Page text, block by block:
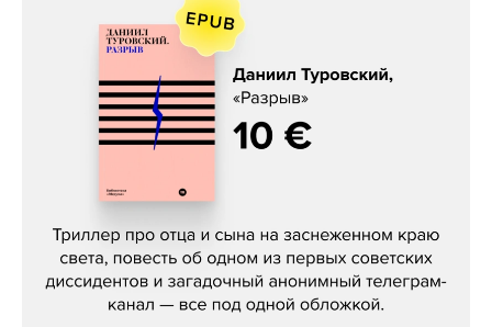
Даниил Туровский, «Разрыв»